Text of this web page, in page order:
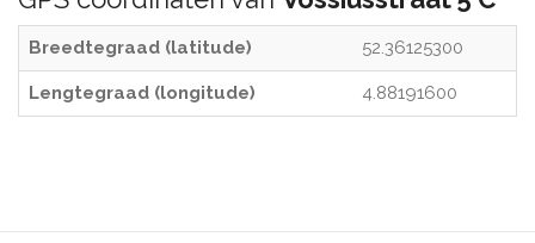
Breedtegraad (latitude) 52.36125300
Lengtegraad (longitude) 4.88191600